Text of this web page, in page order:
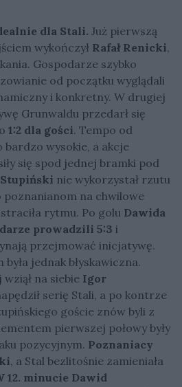
dla Stali. Już pierwszą
wykończył Rafał Renicki,
Gospodarze szybko
od początku wyglądali
i konkretny. W drugiej
Grunwaldu przedarł się
1:2 dla gości. Tempo od
bardzo wysokie, a akcje
się spod jednej bramki pod
nie wykorzystał rzutu
poznanianom na chwilowe
rytmu. Po golu Dawida
prowadzili 5:3 i
przejmować inicjatywę.
jednak błyskawiczna.
na siebie Igor
serię Stali, a po kontrze
goście znów byli z
pierwszej połowy były
pozycyjnym. Poznaniacy
, a Stal bezlitośnie zamieniała
12. minucie Dawid